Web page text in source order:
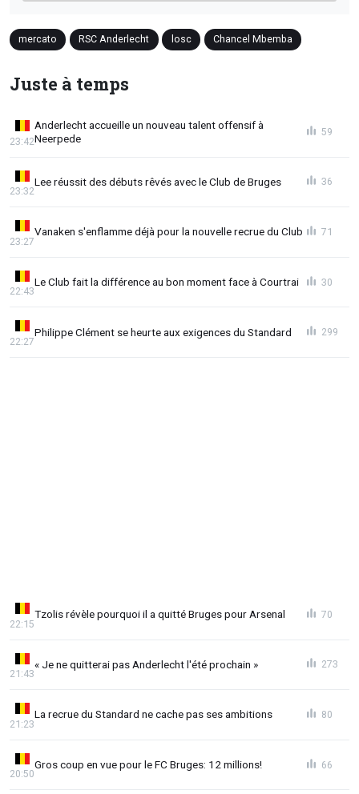
mercato RSC Anderlecht losc Chancel Mbemba
Juste à temps
Anderlecht accueille un nouveau talent offensif à
Neerpede
23:42
59
Lee réussit des débuts rêvés avec le Club de Bruges
23:32
36
Vanaken s'enflamme déjà pour la nouvelle recrue du Club
23:27
71
Le Club fait la différence au bon moment face à Courtrai
22:43
30
Philippe Clément se heurte aux exigences du Standard
22:27
299
Tzolis révèle pourquoi il a quitté Bruges pour Arsenal
22:15
70
« Je ne quitterai pas Anderlecht l'été prochain »
21:43
273
La recrue du Standard ne cache pas ses ambitions
21:23
80
Gros coup en vue pour le FC Bruges: 12 millions!
20:50
66